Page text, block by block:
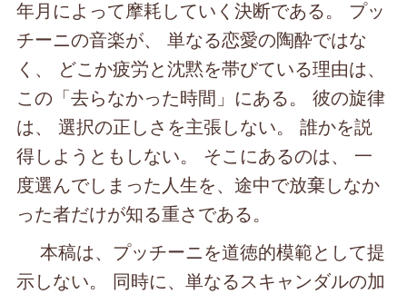
年月によって摩耗していく決断である。 プッ
チーニの音楽が、 単なる恋愛の陶酔ではな
く、 どこか疲労と沈黙を帯びている理由は、
この「去らなかった時間」にある。 彼の旋律
は、 選択の正しさを主張しない。 誰かを説
得しようともしない。 そこにあるのは、 一
度選んでしまった人生を、途中で放棄しなか
った者だけが知る重さである。
本稿は、プッチーニを道徳的模範として提
示しない。 同時に、単なるスキャンダルの加